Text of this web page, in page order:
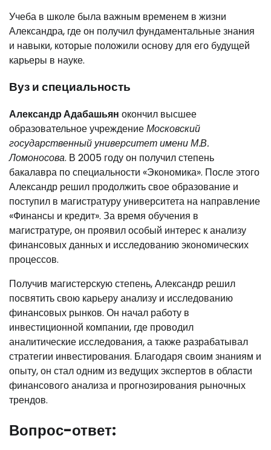
Учеба в школе была важным временем в жизни
Александра, где он получил фундаментальные знания
и навыки, которые положили основу для его будущей
карьеры в науке.
Вуз и специальность
Александр Адабашьян окончил высшее
образовательное учреждениеМосковский
государственный университет имени М.В.
Ломоносова. В 2005 году он получил степень
бакалавра по специальности «Экономика». После этого
Александр решил продолжить свое образование и
поступил в магистратуру университета на направление
«Финансы и кредит». За время обучения в
магистратуре, он проявил особый интерес к анализу
финансовых данных и исследованию экономических
процессов.
Получив магистерскую степень, Александр решил
посвятить свою карьеру анализу и исследованию
финансовых рынков. Он начал работу в
инвестиционной компании, где проводил
аналитические исследования, а также разрабатывал
стратегии инвестирования. Благодаря своим знаниям и
опыту, он стал одним из ведущих экспертов в области
финансового анализа и прогнозирования рыночных
трендов.
Вопрос-ответ: